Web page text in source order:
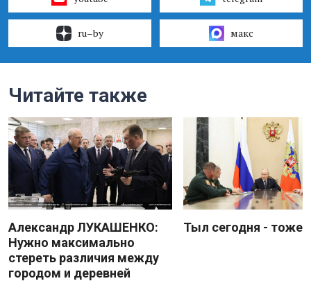
ru–by макс
Читайте также
Александр ЛУКАШЕНКО:
Нужно максимально
стереть различия между
городом и деревней
Тыл сегодня - тоже